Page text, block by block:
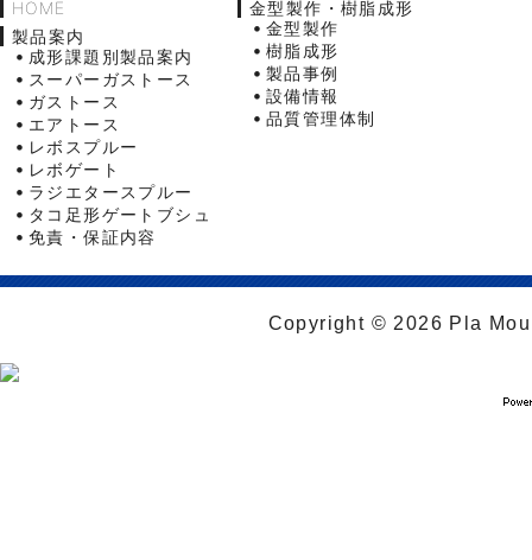
HOME
製品案内
成形課題別製品案内
スーパーガストース
ガストース
エアトース
レボスプルー
レボゲート
ラジエタースプルー
タコ足形ゲートブシュ
免責・保証内容
金型製作・樹脂成形
金型製作
樹脂成形
製品事例
設備情報
品質管理体制
Copyright © 2026 Pla